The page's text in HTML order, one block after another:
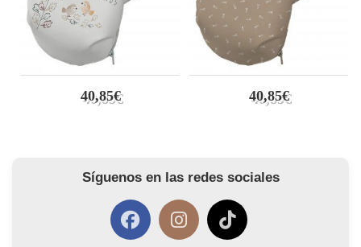
40,85€ 40,85€
Síguenos en las redes sociales